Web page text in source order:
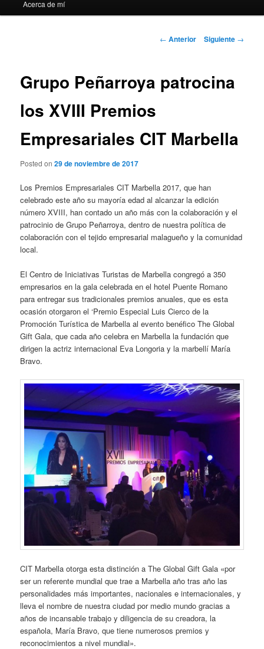
Acerca de mí
Navegación
← Anterior Siguiente →
Grupo Peñarroya patrocina
los XVIII Premios
Empresariales CIT Marbella
Posted on29 de noviembre de 2017
Los Premios Empresariales CIT Marbella 2017, que han
celebrado este año su mayoría edad al alcanzar la edición
número XVIII, han contado un año más con la colaboración y el
patrocinio de Grupo Peñarroya, dentro de nuestra política de
colaboración con el tejido empresarial malagueño y la comunidad
local.
El Centro de Iniciativas Turistas de Marbella congregó a 350
empresarios en la gala celebrada en el hotel Puente Romano
para entregar sus tradicionales premios anuales, que es esta
ocasión otorgaron el ‘Premio Especial Luis Cierco de la
Promoción Turística de Marbella al evento benéfico The Global
Gift Gala, que cada año celebra en Marbella la fundación que
dirigen la actriz internacional Eva Longoria y la marbellí María
Bravo.
CIT Marbella otorga esta distinción a The Global Gift Gala «por
ser un referente mundial que trae a Marbella año tras año las
personalidades más importantes, nacionales e internacionales, y
lleva el nombre de nuestra ciudad por medio mundo gracias a
años de incansable trabajo y diligencia de su creadora, la
española, María Bravo, que tiene numerosos premios y
reconocimientos a nivel mundial».